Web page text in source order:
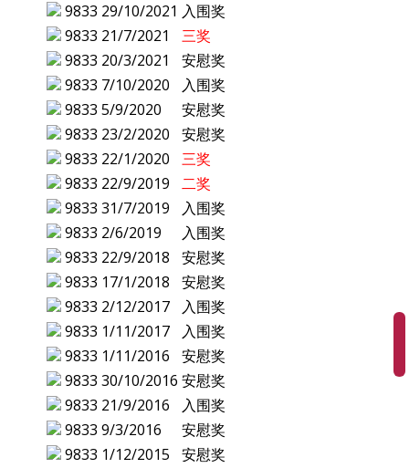
9833 29/10/2021 入围奖
9833 21/7/2021
三奖
9833 20/3/2021
安慰奖
9833 7/10/2020
入围奖
9833 5/9/2020
安慰奖
9833 23/2/2020
安慰奖
9833 22/1/2020
三奖
9833 22/9/2019
二奖
9833 31/7/2019
入围奖
9833 2/6/2019
入围奖
9833 22/9/2018
安慰奖
9833 17/1/2018
安慰奖
9833 2/12/2017
入围奖
9833 1/11/2017
入围奖
9833 1/11/2016
安慰奖
9833 30/10/2016 安慰奖
9833 21/9/2016
入围奖
9833 9/3/2016
安慰奖
9833 1/12/2015
安慰奖